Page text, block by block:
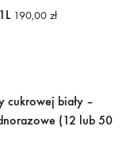
190,00 zł
cukrowej biały –
(12 lub 50